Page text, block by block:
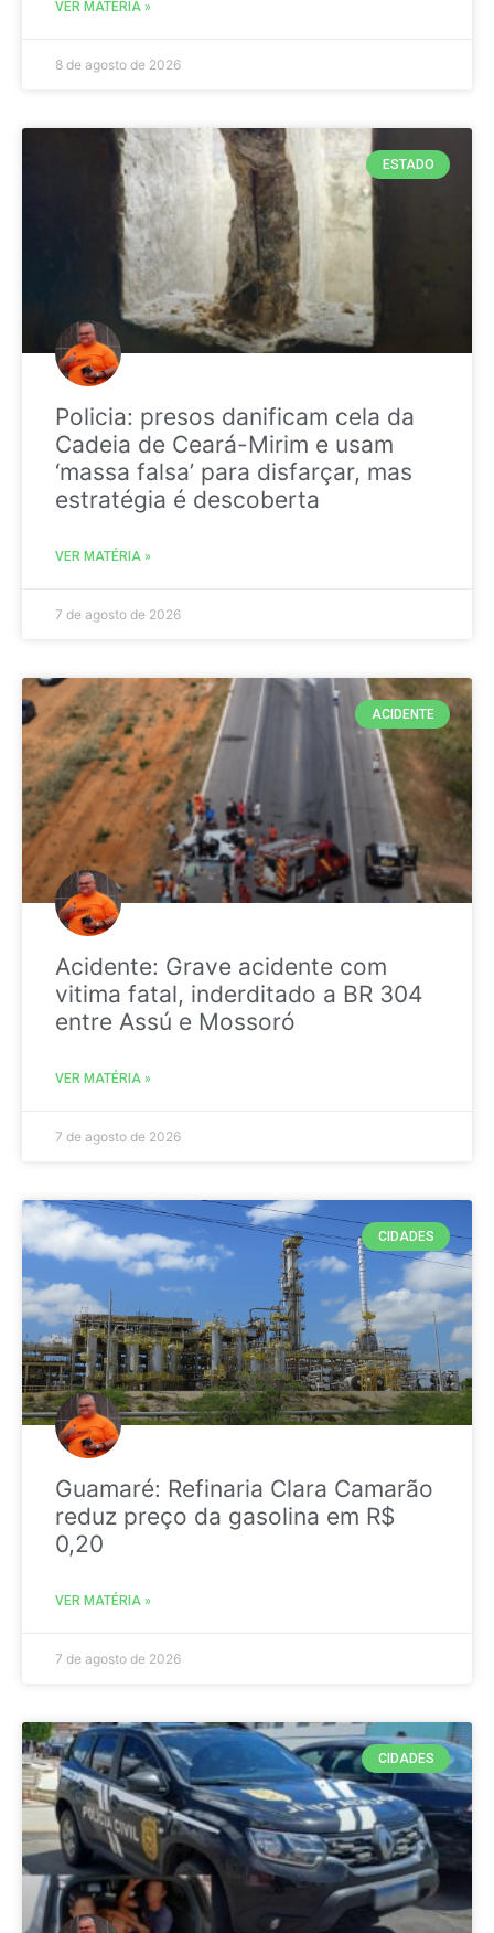
VER MATÉRIA »
8 de agosto de 2026
ESTADO
Policia: presos danificam cela da
Cadeia de Ceará-Mirim e usam
‘massa falsa’ para disfarçar, mas
estratégia é descoberta
VER MATÉRIA »
7 de agosto de 2026
ACIDENTE
Acidente: Grave acidente com
vitima fatal, inderditado a BR 304
entre Assú e Mossoró
VER MATÉRIA »
7 de agosto de 2026
CIDADES
Guamaré: Refinaria Clara Camarão
reduz preço da gasolina em R$
0,20
VER MATÉRIA »
7 de agosto de 2026
CIDADES